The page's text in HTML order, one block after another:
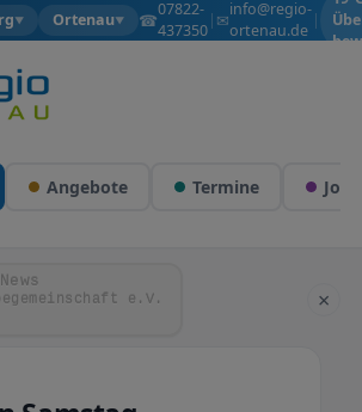
▼ Ortenau▼ ☎07822-
437350
| ✉info@regio-
ortenau.de
|
Angebote Termine Jobs
e.V.
×